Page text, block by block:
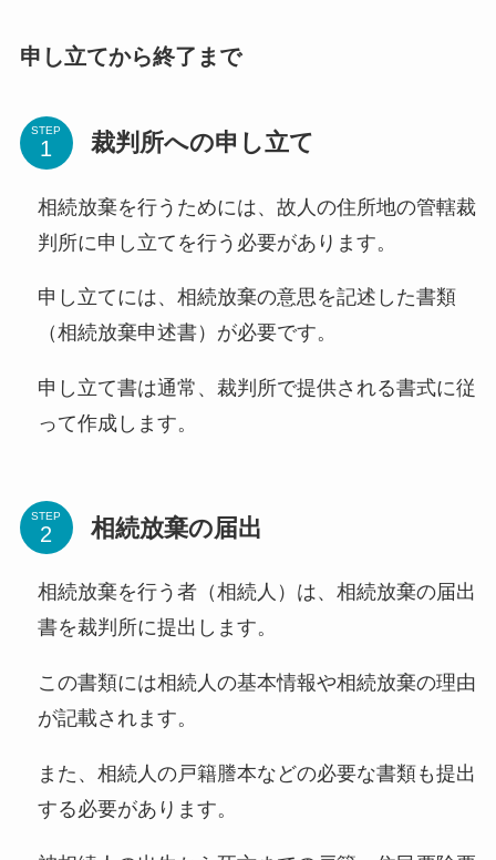
申し立てから終了まで
STEP 裁判所への申し立て
相続放棄を行うためには、故人の住所地の管轄裁
判所に申し立てを行う必要があります。
申し立てには、相続放棄の意思を記述した書類
（相続放棄申述書）が必要です。
申し立て書は通常、裁判所で提供される書式に従
って作成します。
STEP 相続放棄の届出
相続放棄を行う者（相続人）は、相続放棄の届出
書を裁判所に提出します。
この書類には相続人の基本情報や相続放棄の理由
が記載されます。
また、相続人の戸籍謄本などの必要な書類も提出
する必要があります。